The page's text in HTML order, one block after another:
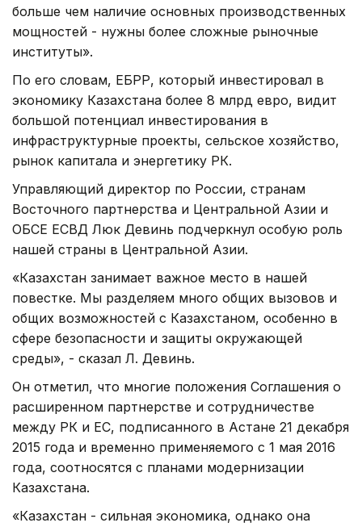
больше чем наличие основных производственных
мощностей - нужны более сложные рыночные
институты».
По его словам, ЕБРР, который инвестировал в
экономику Казахстана более 8 млрд евро, видит
большой потенциал инвестирования в
инфраструктурные проекты, сельское хозяйство,
рынок капитала и энергетику РК.
Управляющий директор по России, странам
Восточного партнерства и Центральной Азии и
ОБСЕ ЕСВД Люк Девинь подчеркнул особую роль
нашей страны в Центральной Азии.
«Казахстан занимает важное место в нашей
повестке. Мы разделяем много общих вызовов и
общих возможностей с Казахстаном, особенно в
сфере безопасности и защиты окружающей
среды», - сказал Л. Девинь.
Он отметил, что многие положения Соглашения о
расширенном партнерстве и сотрудничестве
между РК и ЕС, подписанного в Астане 21 декабря
2015 года и временно применяемого с 1 мая 2016
года, соотносятся с планами модернизации
Казахстана.
«Казахстан - сильная экономика, однако она